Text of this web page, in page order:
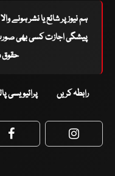
ہم نیوز پر شائع یا نشر ہونے
پیشگی اجازت کسی بھی صورت
حقوق
رابطہ کریں پرائیویسی
Facebook